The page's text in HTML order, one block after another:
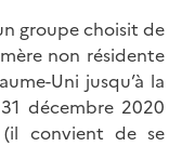
groupe choisit de
non résidente
Uni jusqu’à la
décembre 2020
convient de se